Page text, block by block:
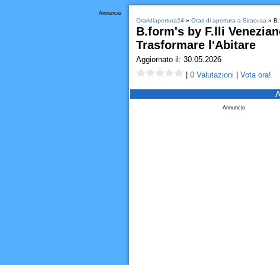
Annuncio
Oraridiapertura24» Orari di apertura a Siracusa »
B.form's by F.lli
Trasformare l'Abitare
Aggiornato il: 30.05.2026
0 Valutazioni Vota ora!
Annuncio